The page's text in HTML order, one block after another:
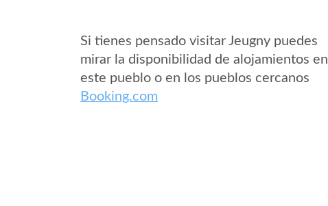
Si tienes pensado visitar Jeugny puedes
mirar la disponibilidad de alojamientos en
este pueblo o en los pueblos cercanos
Booking.com